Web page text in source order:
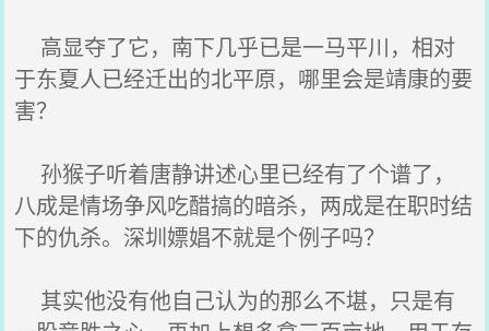
高显夺了它，南下几乎已是一马平川，相对
于东夏人已经迁出的北平原，哪里会是靖康的要
害？
孙猴子听着唐静讲述心里已经有了个谱了，
八成是情场争风吃醋搞的暗杀，两成是在职时结
下的仇杀。深圳嫖娼不就是个例子吗？
其实他没有他自己认为的那么不堪，只是有